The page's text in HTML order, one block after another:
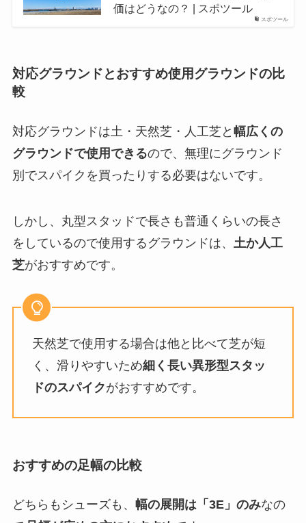
スポツール
価はどうなの？ | スポツール
対応グラウンドとおすすめ使用グラウンドの比
較
対応グラウンドは土・天然芝・人工芝と 幅広くの
グラウンドで使用できるので、無理にグラウンド
別でスパイクを買ったりする必要はないです。
しかし、丸型スタッドで長さも普通くらいの長さ
をしているので使用するグラウンドは、 土か人工
芝がおすすめです。
天然芝で使用する場合は他と比べて芝が短
く、滑りやすいため細く長い異形型スタッ
ドのスパイクがおすすめです。
おすすめの足幅の比較
どちらもシューズも、 幅の展開は「3E」のみなの